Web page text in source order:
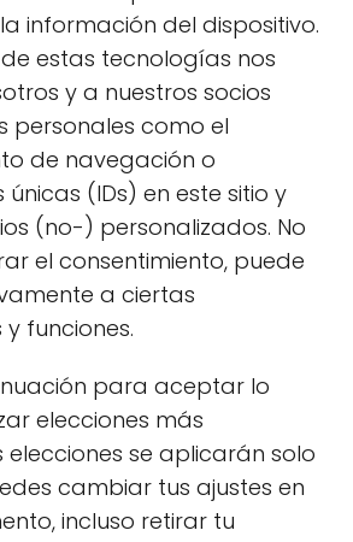
información del dispositivo.
estas tecnologías nos
y a nuestros socios
personales como el
de navegación o
(IDs) en este sitio y
(no-) personalizados. No
el consentimiento, puede
a ciertas
funciones.
para aceptar lo
elecciones más
elecciones se aplicarán solo
cambiar tus ajustes en
incluso retirar tu
a altas temperaturas
sus beneficios.
ecológico
digestiva
especialmente el aceite
ha demostrado tener un
en la salud digestiva. Su
en ácidos grasos
y antioxidantes contribuye
digestivo saludable.
ayudan a reducir la
tracto gastrointestinal,
digestión más eficiente y